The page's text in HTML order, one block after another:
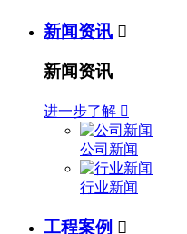
新闻资讯 
新闻资讯
进一步了解 
公司新闻
行业新闻
工程案例 